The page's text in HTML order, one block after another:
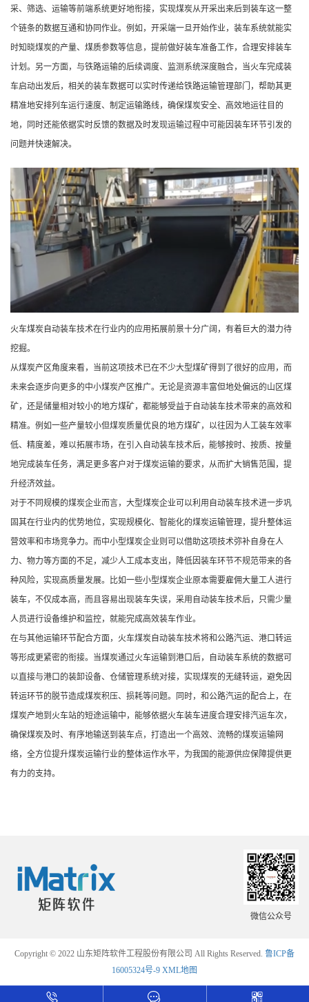
采、筛选、运输等前端系统更好地衔接，实现煤炭从开采出来后到装车这一整
个链条的数据互通和协同作业。例如，开采端一旦开始作业，装车系统就能实
时知晓煤炭的产量、煤质参数等信息，提前做好装车准备工作，合理安排装车
计划。另一方面，与铁路运输的后续调度、监测系统深度融合，当火车完成装
车启动出发后，相关的装车数据可以实时传递给铁路运输管理部门，帮助其更
精准地安排列车运行速度、制定运输路线，确保煤炭安全、高效地运往目的
地，同时还能依据实时反馈的数据及时发现运输过程中可能因装车环节引发的
问题并快速解决。
火车煤炭自动装车技术在行业内的应用拓展前景十分广阔，有着巨大的潜力待
挖掘。
从煤炭产区角度来看，当前这项技术已在不少大型煤矿得到了很好的应用，而
未来会逐步向更多的中小煤炭产区推广。无论是资源丰富但地处偏远的山区煤
矿，还是储量相对较小的地方煤矿，都能够受益于自动装车技术带来的高效和
精准。例如一些产量较小但煤炭质量优良的地方煤矿，以往因为人工装车效率
低、精度差，难以拓展市场，在引入自动装车技术后，能够按时、按质、按量
地完成装车任务，满足更多客户对于煤炭运输的要求，从而扩大销售范围，提
升经济效益。
对于不同规模的煤炭企业而言，大型煤炭企业可以利用自动装车技术进一步巩
固其在行业内的优势地位，实现规模化、智能化的煤炭运输管理，提升整体运
营效率和市场竞争力。而中小型煤炭企业则可以借助这项技术弥补自身在人
力、物力等方面的不足，减少人工成本支出，降低因装车环节不规范带来的各
种风险，实现高质量发展。比如一些小型煤炭企业原本需要雇佣大量工人进行
装车，不仅成本高，而且容易出现装车失误，采用自动装车技术后，只需少量
人员进行设备维护和监控，就能完成高效装车作业。
在与其他运输环节配合方面，火车煤炭自动装车技术将和公路汽运、港口转运
等形成更紧密的衔接。当煤炭通过火车运输到港口后，自动装车系统的数据可
以直接与港口的装卸设备、仓储管理系统对接，实现煤炭的无缝转运，避免因
转运环节的脱节造成煤炭积压、损耗等问题。同时，和公路汽运的配合上，在
煤炭产地到火车站的短途运输中，能够依据火车装车进度合理安排汽运车次，
确保煤炭及时、有序地输送到装车点，打造出一个高效、流畅的煤炭运输网
络，全方位提升煤炭运输行业的整体运作水平，为我国的能源供应保障提供更
有力的支持。
微信公众号
Copyright © 2022 山东矩阵软件工程股份有限公司 All Rights Reserved. 鲁ICP备
16005324号-9 XML地图